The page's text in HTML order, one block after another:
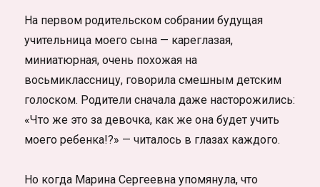
На первом родительском собрании будущая
учительница моего сына — кареглазая,
миниатюрная, очень похожая на
восьмиклассницу, говорила смешным детским
голоском. Родители сначала даже насторожились:
«Что же это за девочка, как же она будет учить
моего ребенка!?» — читалось в глазах каждого.
Но когда Марина Сергеевна упомянула, что